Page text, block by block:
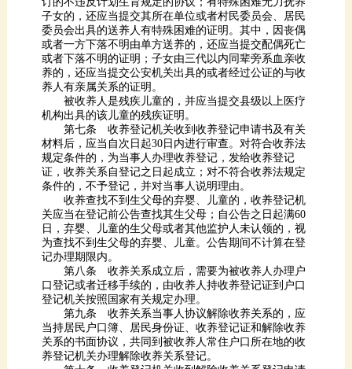
养人有亲属关系的证明。
机构出具的该儿童的残疾证明。
条件的，不予登记，并对当事人说明理由。
记办理期限内。
登记机关按照国家有关规定办理。
养登记机关办理解除收养关系登记。